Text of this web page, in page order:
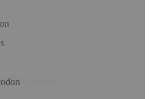
Hol dir die App!